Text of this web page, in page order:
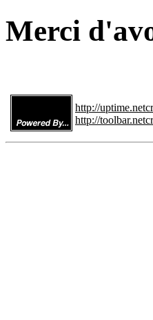
Merci
http://
http://